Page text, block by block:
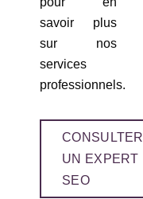
savoir plus
sur nos
services
professionnels.
CONSULTER
UN EXPERT
SEO